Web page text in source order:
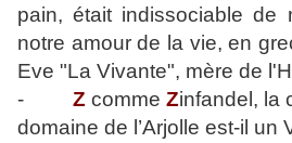
pain, était indissociable de
notre amour de la vie, en
Eve "La Vivante", mère de
- Z comme Zinfandel, la
domaine de l’Arjolle est-il un